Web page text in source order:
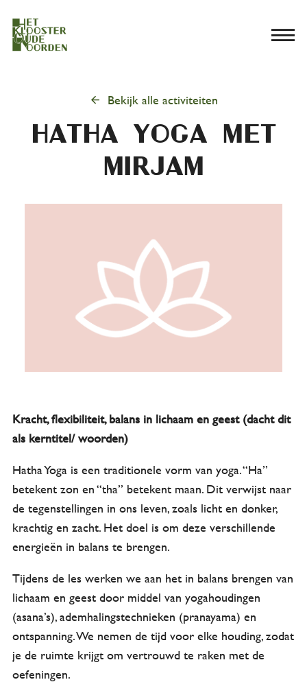
menu
arrow_back Bekijk alle activiteiten
HAtha Yoga met
Mirjam
Kracht, flexibiliteit, balans in lichaam en geest (dacht dit
als kerntitel/ woorden)
Hatha Yoga is een traditionele vorm van yoga. “Ha”
betekent zon en “tha” betekent maan. Dit verwijst naar
de tegenstellingen in ons leven, zoals licht en donker,
krachtig en zacht. Het doel is om deze verschillende
energieën in balans te brengen.
Tijdens de les werken we aan het in balans brengen van
lichaam en geest door middel van yogahoudingen
(asana’s), ademhalingstechnieken (pranayama) en
ontspanning. We nemen de tijd voor elke houding, zodat
je de ruimte krijgt om vertrouwd te raken met de
oefeningen.